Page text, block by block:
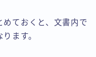
ておくと、文書内で
ます。